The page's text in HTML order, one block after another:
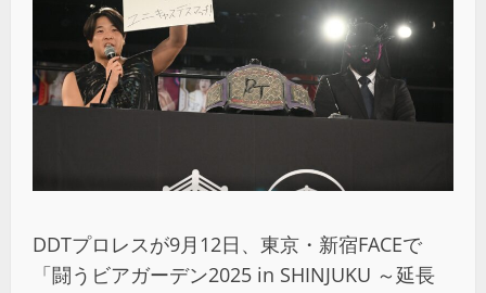
DDTプロレスが9月12日、東京・新宿FACEで
「闘うビアガーデン2025 in SHINJUKU ～延長